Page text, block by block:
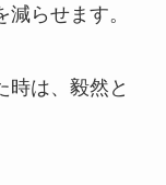
らせます。
時は、毅然と